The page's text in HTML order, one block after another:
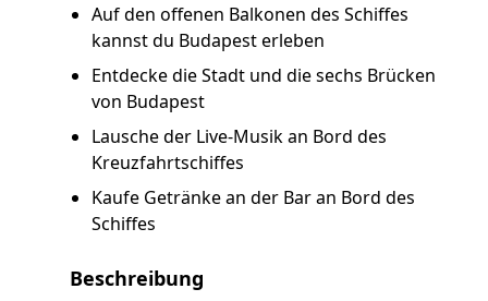
Auf den offenen Balkonen des Schiffes
kannst du Budapest erleben
Entdecke die Stadt und die sechs Brücken
von Budapest
Lausche der Live-Musik an Bord des
Kreuzfahrtschiffes
Kaufe Getränke an der Bar an Bord des
Schiffes
Beschreibung